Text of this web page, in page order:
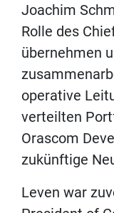
Joachim
Rolle des
übernehmen
operative
verteilten
Orascom
zukünftige
Leven war